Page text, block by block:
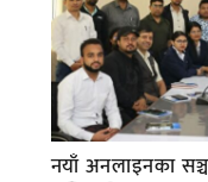
नयाँ अनलाइनका